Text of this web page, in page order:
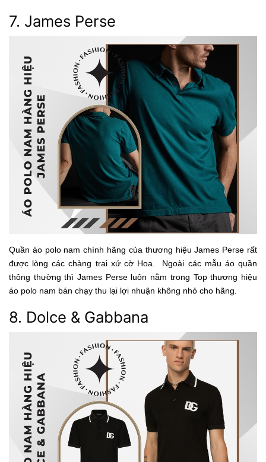
7. James Perse
Quần áo polo nam chính hãng của thương hiệu James Perse rất
được lòng các chàng trai xứ cờ Hoa. Ngoài các mẫu áo quần
thông thường thì James Perse luôn nằm trong Top thương hiệu
áo polo nam bán chạy thu lại lợi nhuận không nhỏ cho hãng.
8. Dolce & Gabbana